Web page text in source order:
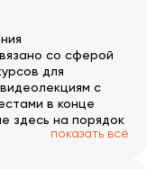
со сферой
для
с
в конце
здесь на порядок
спокойно в
показать всё